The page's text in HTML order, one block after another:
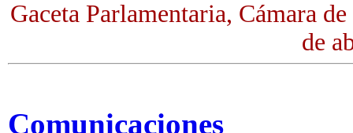
Gaceta Parlamentaria, Cámara
de
Comunicaciones